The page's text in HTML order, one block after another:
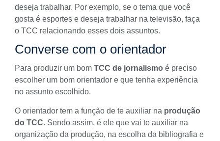
deseja trabalhar. Por exemplo, se o tema que você
gosta é esportes e deseja trabalhar na televisão, faça
o TCC relacionando esses dois assuntos.
Converse com o orientador
Para produzir um bom TCC de jornalismo é preciso
escolher um bom orientador e que tenha experiência
no assunto escolhido.
O orientador tem a função de te auxiliar na produção
do TCC. Sendo assim, é ele que vai te auxiliar na
organização da produção, na escolha da bibliografia e